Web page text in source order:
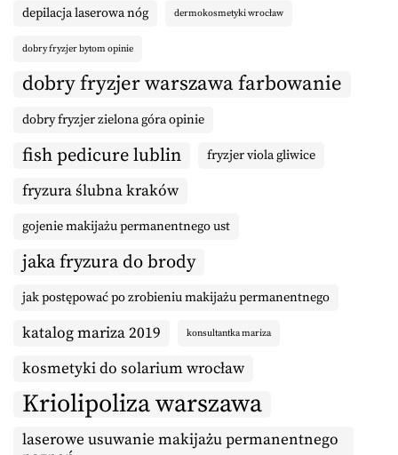
depilacja laserowa nóg dermokosmetyki wrocław
dobry fryzjer bytom opinie
dobry fryzjer warszawa farbowanie
dobry fryzjer zielona góra opinie
fish pedicure lublin fryzjer viola gliwice
fryzura ślubna kraków
gojenie makijażu permanentnego ust
jaka fryzura do brody
jak postępować po zrobieniu makijażu permanentnego
katalog mariza 2019 konsultantka mariza
kosmetyki do solarium wrocław
Kriolipoliza warszawa
laserowe usuwanie makijażu permanentnego